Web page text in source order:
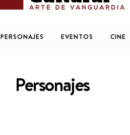
PERSONAJES EVENTOS CINE
Personajes